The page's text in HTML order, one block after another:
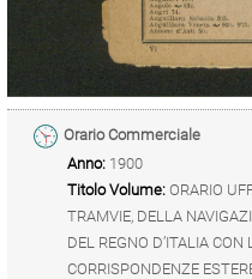
Orario Commerciale
Anno: 1900
Titolo Volume: ORARIO
TRAMVIE, DELLA
DEL REGNO D’ITALIA
CORRISPONDENZE